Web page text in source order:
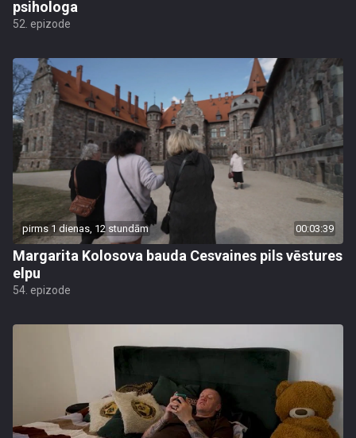
psihologa
52. epizode
pirms 1 dienas, 12 stundām 00:03:39
Margarita Kolosova bauda Cesvaines pils vēstures
elpu
54. epizode